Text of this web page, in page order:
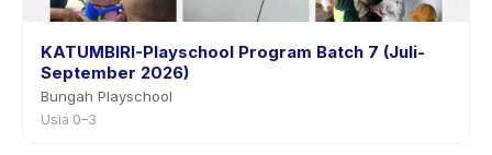
KATUMBIRI-Playschool Program Batch 7 (Juli-
September 2026)
Bungah Playschool
Usia 0–3